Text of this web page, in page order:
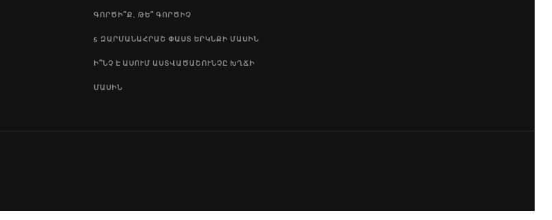
ԳՈՐԾԻ՞Ք, ԹԵ՞ ԳՈՐԾԻՉ
5 ԶԱՐՄԱՆԱՀՐԱՇ ՓԱՍՏ ԵՐԿՆՔԻ ՄԱՍԻՆ
Ի՞ՆՉ Է ԱՍՈՒՄ ԱՍՏՎԱԾԱՇՈՒՆՉԸ ԽՂՃԻ
ՄԱՍԻՆ